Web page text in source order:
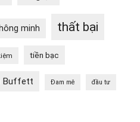
minh thất bại
tiền bạc
Buffett Đam mê đầu tư